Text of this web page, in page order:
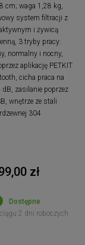
cm; waga 1,28 kg,
system filtracji z
i żywicą
3 tryby pracy:
normalny i nocny,
aplikację PETKIT
cicha praca na
dB, zasilanie poprzez
wnętrze ze stali
304
zł
Dostępne
2 dni roboczych